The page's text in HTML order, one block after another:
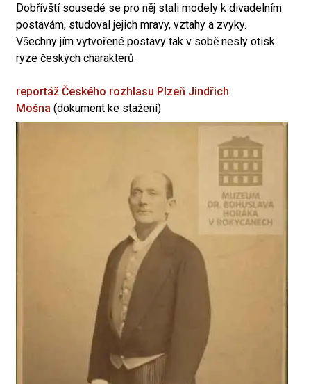
Dobřívští sousedé se pro něj stali modely k divadelním
postavám, studoval jejich mravy, vztahy a zvyky.
Všechny jím vytvořené postavy tak v sobě nesly otisk
ryze českých charakterů.
reportáž Českého rozhlasu Plzeň Jindřich
Mošna (dokument ke stažení)